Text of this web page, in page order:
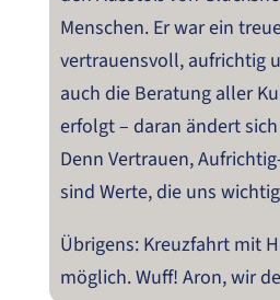
Menschen. Er war ein
vertrauensvoll, aufrichtig
auch die Beratung aller
erfolgt – daran ändert
Denn Vertrauen,
sind Werte, die uns
Übrigens: Kreuzfahrt mit
möglich. Wuff! Aron, wir